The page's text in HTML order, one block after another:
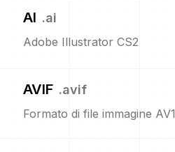
AI .ai
Adobe Illustrator CS2
AVIF .avif
Formato di file immagine AV1